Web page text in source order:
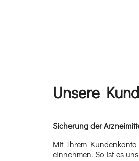
Unsere
Sicherung der
Mit Ihrem Kundenkonto
einnehmen. So ist es